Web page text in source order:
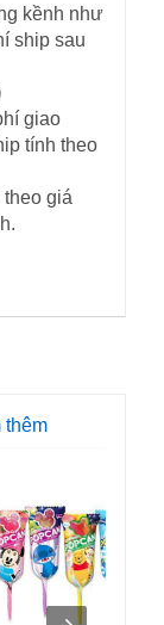
kềnh như
ship sau
giao
tính theo
giá
thêm